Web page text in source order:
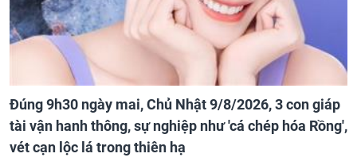
Đúng 9h30 ngày mai, Chủ Nhật 9/8/2026, 3 con giáp
tài vận hanh thông, sự nghiệp như 'cá chép hóa Rồng',
vét cạn lộc lá trong thiên hạ